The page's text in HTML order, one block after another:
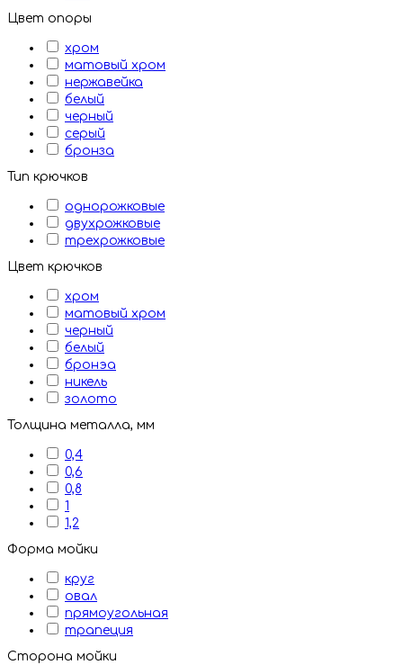
Цвет опоры
хром
матовый хром
нержавейка
белый
черный
серый
бронза
Тип крючков
однорожковые
двухрожковые
трехрожковые
Цвет крючков
хром
матовый хром
черный
белый
бронэа
никель
золото
Толщина металла, мм
0,4
0,6
0,8
1
1,2
Форма мойки
круг
овал
прямоугольная
трапеция
Сторона мойки